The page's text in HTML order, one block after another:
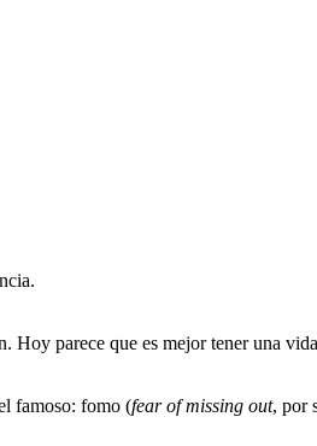
parece que es mejor tener una
famoso: fomo (fear of missing out, por